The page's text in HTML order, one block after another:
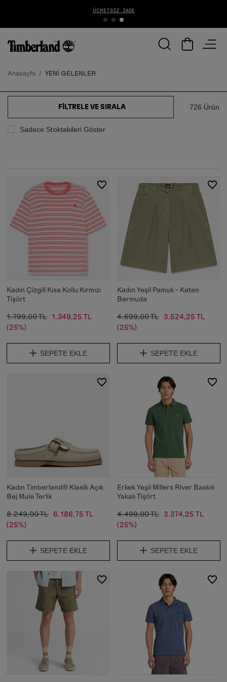
1000 TL ÜZERİ ÜCRETSİZ KARGO
Anasayfa YENİ GELENLER
Sadece Stoktakileri Göster
FILTRELE VE SIRALA 726 Ürün
Kadın Çizgili Kısa Kollu Kırmızı
Tişört
1.799,00 TL 1.349,25 TL
(25%)
SEPETE EKLE
Kadın Yeşil Pamuk - Keten
Bermuda
4.699,00 TL
3.524,25 TL
(25%)
SEPETE EKLE
Kadın Timberland® Klasik Açık
Bej Mule Terlik
8.249,00 TL 6.186,75 TL
(25%)
SEPETE EKLE
Erkek Yeşil Millers River Baskılı
Yakalı Tişört
4.499,00 TL
3.374,25 TL
(25%)
SEPETE EKLE